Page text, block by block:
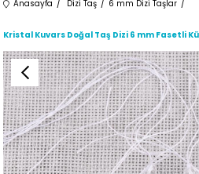
Anasayfa Dizi Taş 6 mm Dizi Taşlar
Kristal Kuvars Doğal Taş Dizi 6 mm Fasetli